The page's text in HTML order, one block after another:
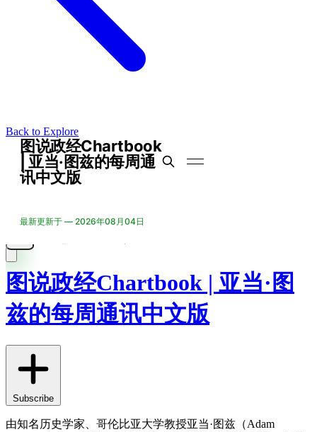
Back to Explore
图说政经Chartbook | 亚当·图
兹的每周通讯中文版
Subscribe
由知名历史学家、哥伦比亚大学教授亚当·图兹（Adam